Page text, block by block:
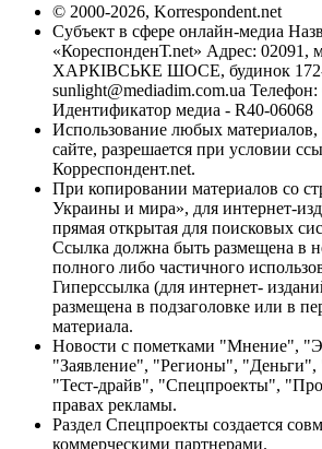
© 2000-2026, Korrespondent.net
Субъект в сфере онлайн-медиа
«КореспонденТ.net» Адрес: 02091,
ХАРКІВСЬКЕ ШОСЕ, будинок 172-
sunlight@mediadim.com.ua Телефон:
Идентификатор медиа - R40-06068
Использование любых
сайте, разрешается при условии
Корреспондент.net.
При копировании материалов со
Украины и мира», для интернет-
прямая открытая для поисковых
Ссылка должна быть размещена в
полного либо частичного
Гиперссылка (для интернет-
размещена в подзаголовке или в
материала.
Новости с пометками "Мнение",
"Заявление", "Регионы",
"Тест-драйв", "Спецпроекты",
правах рекламы.
Раздел Спецпроекты создается
коммерческими партнерами.